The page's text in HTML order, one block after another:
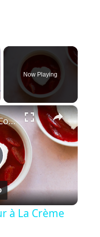
Now Playing
×
Valentine's Day Coeur à La Crème Recipe
à La Crème